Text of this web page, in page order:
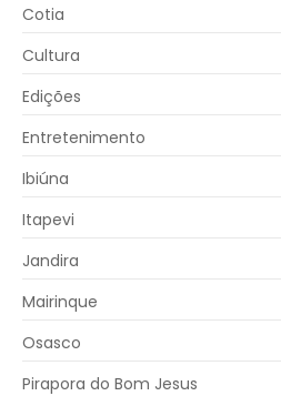
Cotia
Cultura
Edições
Entretenimento
Ibiúna
Itapevi
Jandira
Mairinque
Osasco
Pirapora do Bom Jesus